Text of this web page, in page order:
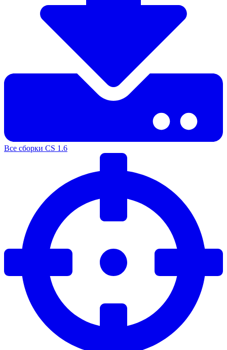
Все сборки CS 1.6